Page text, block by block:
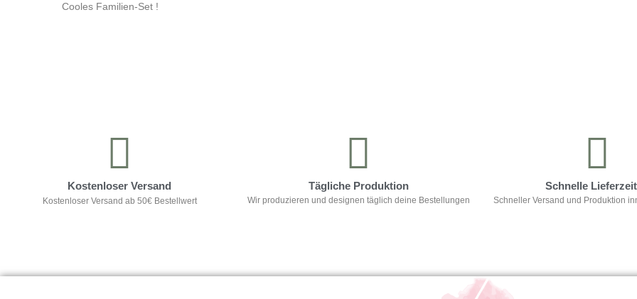
Cooles Familien-Set !
Kostenloser Versand
Kostenloser Versand ab 50€ Bestellwert
Tägliche Produktion
Wir produzieren und designen täglich deine Bestellungen
Schnelle
Schneller Versand und Produktion